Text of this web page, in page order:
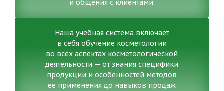
и общения с клиентами.
Наша учебная система включает
в себя обучение косметологии
во всех аспектах косметологической
деятельности — от знания специфики
продукции и особенностей методов
ее применения до навыков продаж